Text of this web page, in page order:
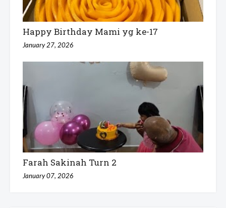
Happy Birthday Mami yg ke-17
January 27, 2026
Farah Sakinah Turn 2
January 07, 2026